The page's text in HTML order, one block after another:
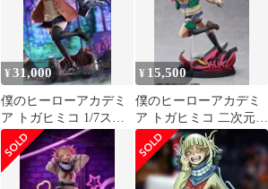
¥31,000
僕のヒーローアカデミ
ア トガヒミコ 1/7スケ
ールフィギュア
¥ 15,500
僕のヒーローアカデミ
ア トガヒミコ 二次元化
Ver. 1/8スケール